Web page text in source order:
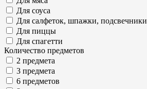
Для соуса
Для салфеток, шпажки, подсвечники
Для пиццы
Для спагетти
Количество предметов
2 предмета
3 предмета
6 предметов